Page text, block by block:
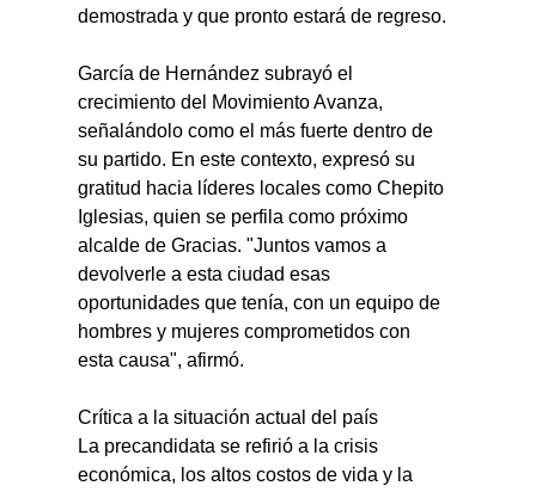
demostrada y que pronto estará de regreso.
García de Hernández subrayó el
crecimiento del Movimiento Avanza,
señalándolo como el más fuerte dentro de
su partido. En este contexto, expresó su
gratitud hacia líderes locales como Chepito
Iglesias, quien se perfila como próximo
alcalde de Gracias. "Juntos vamos a
devolverle a esta ciudad esas
oportunidades que tenía, con un equipo de
hombres y mujeres comprometidos con
esta causa", afirmó.
Crítica a la situación actual del país
La precandidata se refirió a la crisis
económica, los altos costos de vida y la